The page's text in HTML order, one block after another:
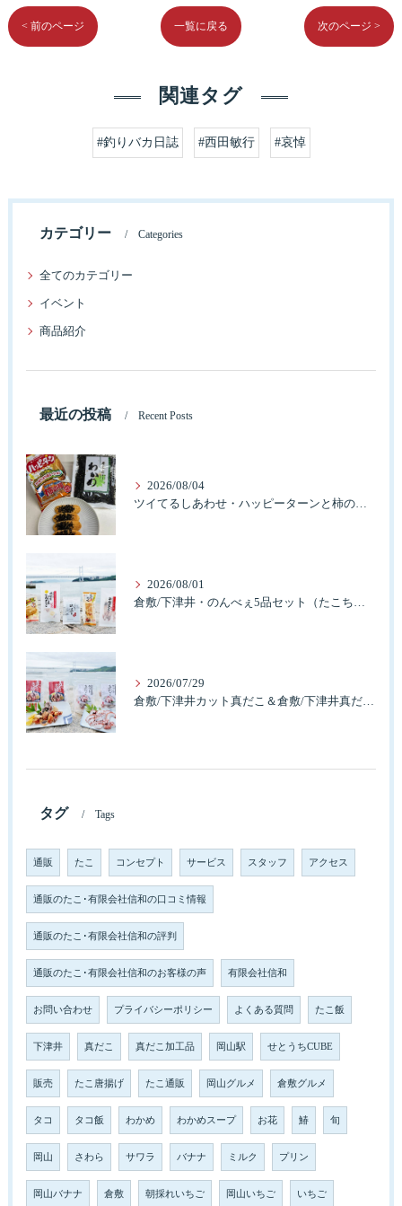
< 前のページ 一覧に戻る 次のページ >
関連タグ
#釣りバカ日誌 #西田敏行 #哀悼
カテゴリー Categories
全てのカテゴリー
イベント
商品紹介
最近の投稿 Recent Posts
2026/08/04
ツイてるしあわせ・ハッピーターンと柿の種とそふとわかめふりかけとタコふりかけ・ハッピーコラボレーション
2026/08/01
倉敷/下津井・のんべぇ5品セット（たこちく、たこ玉、味付のり、串酢だこ、味付けけやわらか真だこチーズ）3歳のお子様も大好きなんですよ。
2026/07/29
倉敷/下津井カット真だこ＆倉敷/下津井真だこ唐揚げ・セット人気です。
タグ Tags
通販 たこ コンセプト サービス スタッフ アクセス
通販のたこ･有限会社信和の口コミ情報
通販のたこ･有限会社信和の評判
通販のたこ･有限会社信和のお客様の声 有限会社信和
お問い合わせ プライバシーポリシー よくある質問 たこ飯
下津井 真だこ 真だこ加工品 岡山駅 せとうちCUBE
販売 たこ唐揚げ たこ通販 岡山グルメ 倉敷グルメ
タコ タコ飯 わかめ わかめスープ お花 鰆 旬
岡山 さわら サワラ バナナ ミルク プリン
岡山バナナ 倉敷 朝採れいちご 岡山いちご いちご